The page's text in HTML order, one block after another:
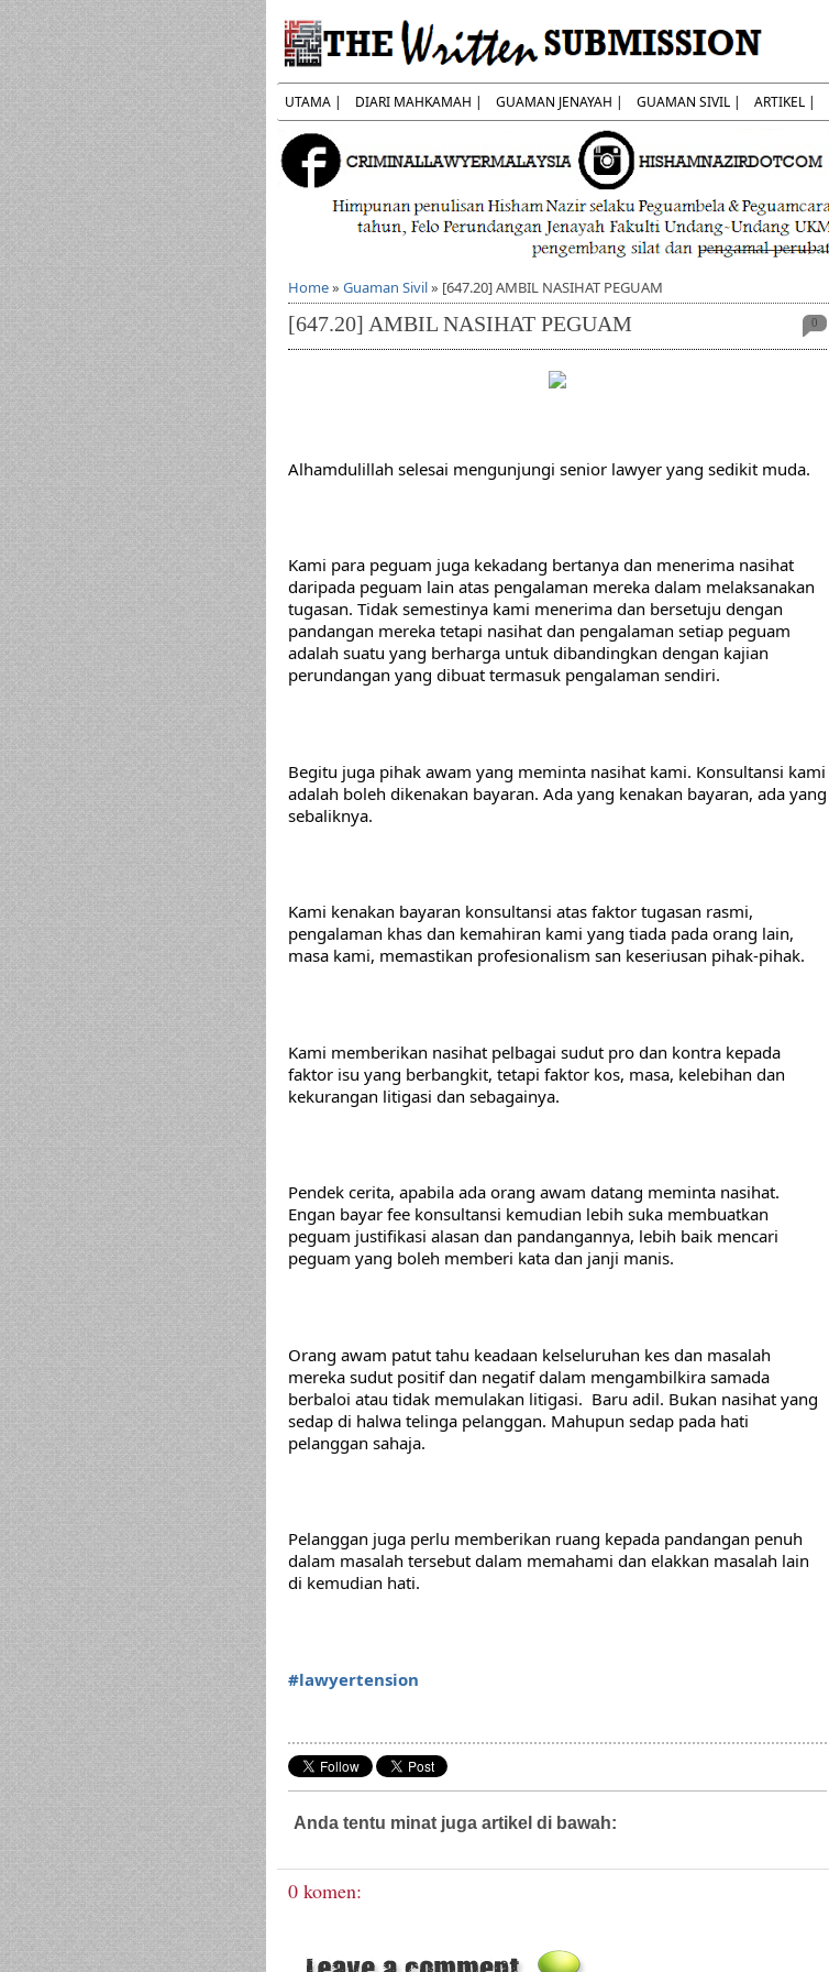
UTAMA | DIARI MAHKAMAH | GUAMAN JENAYAH | GUAMAN SIVIL | ARTIKEL |
Home» Guaman Sivil» [647.20] AMBIL NASIHAT PEGUAM
0
[647.20] AMBIL NASIHAT PEGUAM
Alhamdulillah selesai mengunjungi senior lawyer yang sedikit muda.
Kami para peguam juga kekadang bertanya dan menerima nasihat
daripada peguam lain atas pengalaman mereka dalam melaksanakan
tugasan. Tidak semestinya kami menerima dan bersetuju dengan
pandangan mereka tetapi nasihat dan pengalaman setiap peguam
adalah suatu yang berharga untuk dibandingkan dengan kajian
perundangan yang dibuat termasuk pengalaman sendiri.
Begitu juga pihak awam yang meminta nasihat kami. Konsultansi kami
adalah boleh dikenakan bayaran. Ada yang kenakan bayaran, ada yang
sebaliknya.
Kami kenakan bayaran konsultansi atas faktor tugasan rasmi,
pengalaman khas dan kemahiran kami yang tiada pada orang lain,
masa kami, memastikan profesionalism san keseriusan pihak-pihak.
Kami memberikan nasihat pelbagai sudut pro dan kontra kepada
faktor isu yang berbangkit, tetapi faktor kos, masa, kelebihan dan
kekurangan litigasi dan sebagainya.
Pendek cerita, apabila ada orang awam datang meminta nasihat.
Engan bayar fee konsultansi kemudian lebih suka membuatkan
peguam justifikasi alasan dan pandangannya, lebih baik mencari
peguam yang boleh memberi kata dan janji manis.
Orang awam patut tahu keadaan kelseluruhan kes dan masalah
mereka sudut positif dan negatif dalam mengambilkira samada
berbaloi atau tidak memulakan litigasi.  Baru adil. Bukan nasihat yang
sedap di halwa telinga pelanggan. Mahupun sedap pada hati
pelanggan sahaja.
Pelanggan juga perlu memberikan ruang kepada pandangan penuh
dalam masalah tersebut dalam memahami dan elakkan masalah lain
di kemudian hati.
#lawyertension
Anda tentu minat juga artikel di bawah:
0 komen: